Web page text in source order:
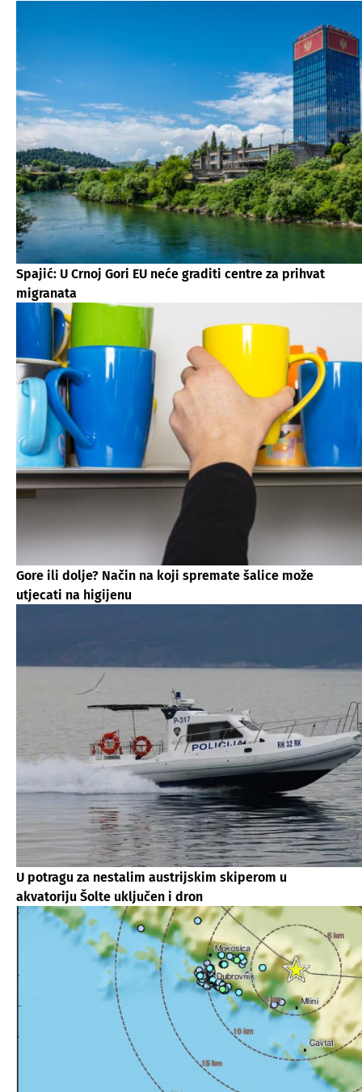
Spajić: U Crnoj Gori EU neće graditi centre za prihvat
migranata
Gore ili dolje? Način na koji spremate šalice može
utjecati na higijenu
U potragu za nestalim austrijskim skiperom u
akvatoriju Šolte uključen i dron